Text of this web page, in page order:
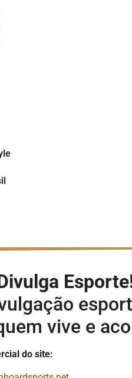
vive e
do site: